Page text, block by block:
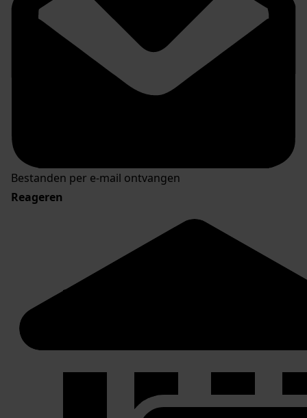
Bestanden per e-mail ontvangen
Reageren